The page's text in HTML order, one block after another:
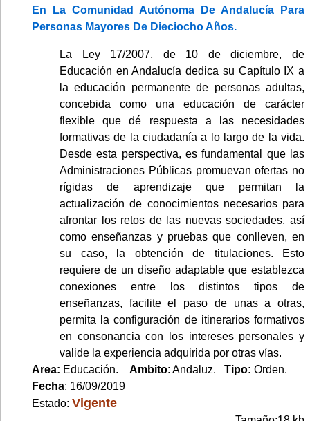
En La Comunidad Autónoma De Andalucía Para
Personas Mayores De Dieciocho Años.
La Ley 17/2007, de 10 de diciembre, de
Educación en Andalucía dedica su Capítulo IX a
la educación permanente de personas adultas,
concebida como una educación de carácter
flexible que dé respuesta a las necesidades
formativas de la ciudadanía a lo largo de la vida.
Desde esta perspectiva, es fundamental que las
Administraciones Públicas promuevan ofertas no
rígidas de aprendizaje que permitan la
actualización de conocimientos necesarios para
afrontar los retos de las nuevas sociedades, así
como enseñanzas y pruebas que conlleven, en
su caso, la obtención de titulaciones. Esto
requiere de un diseño adaptable que establezca
conexiones entre los distintos tipos de
enseñanzas, facilite el paso de unas a otras,
permita la configuración de itinerarios formativos
en consonancia con los intereses personales y
valide la experiencia adquirida por otras vías.
Area: Educación. Ambito: Andaluz. Tipo: Orden.
Fecha: 16/09/2019
Estado: Vigente